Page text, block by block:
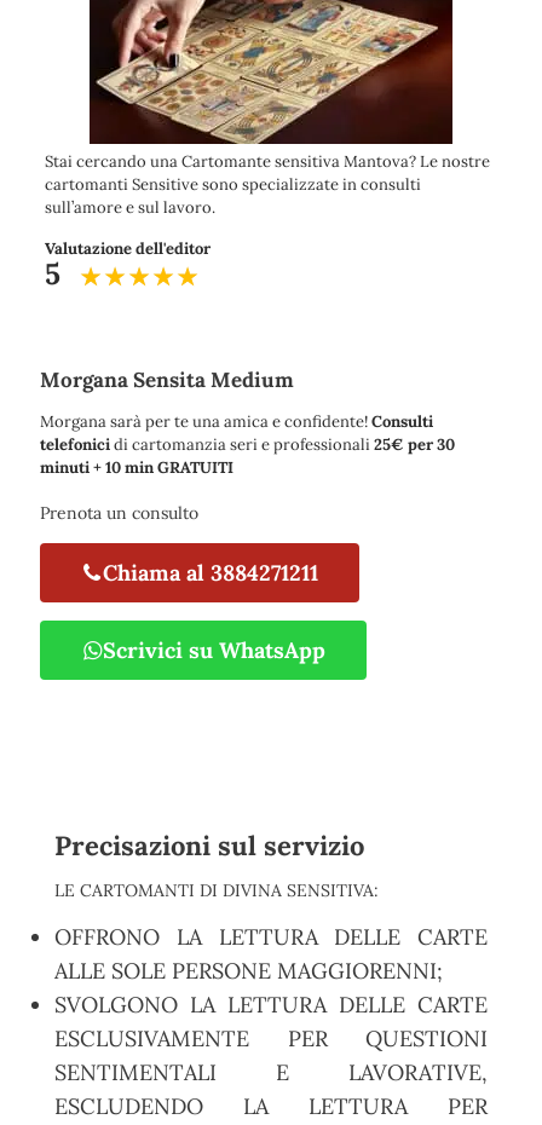
Stai cercando una Cartomante sensitiva Mantova? Le nostre
cartomanti Sensitive sono specializzate in consulti
sull’amore e sul lavoro.
Valutazione dell'editor
5
Morgana Sensita Medium
Morgana sarà per te una amica e confidente!Consulti
telefonicidi cartomanzia seri e professionali25€ per 30
minuti + 10 min GRATUITI
Prenota un consulto
Chiama al 3884271211
Scrivici su WhatsApp
Precisazioni sul servizio
LE CARTOMANTI DI DIVINA SENSITIVA:
OFFRONO LA LETTURA DELLE CARTE
ALLE SOLE PERSONE MAGGIORENNI;
SVOLGONO LA LETTURA DELLE CARTE
ESCLUSIVAMENTE PER QUESTIONI
SENTIMENTALI E LAVORATIVE,
ESCLUDENDO LA LETTURA PER